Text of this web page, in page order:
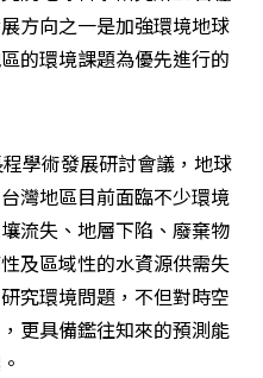
方向之一是加強環境地球
的環境課題為優先進行的
學術發展研討會議，地球
灣地區目前面臨不少環境
流失、地層下陷、廢棄物
及區域性的水資源供需失
究環境問題，不但對時空
更具備鑑往知來的預測能